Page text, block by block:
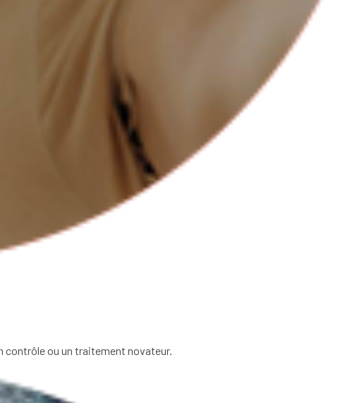
contrôle ou un traitement novateur.